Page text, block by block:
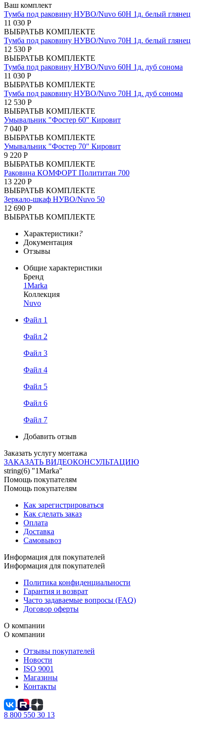
Ваш комплект
Тумба под раковину НУВО/Nuvo 60Н 1д. белый глянец
11 030 Р
ВЫБРАТЬВ КОМПЛЕКТЕ
Тумба под раковину НУВО/Nuvo 70Н 1д. белый глянец
12 530 Р
ВЫБРАТЬВ КОМПЛЕКТЕ
Тумба под раковину НУВО/Nuvo 60Н 1д. дуб сонома
11 030 Р
ВЫБРАТЬВ КОМПЛЕКТЕ
Тумба под раковину НУВО/Nuvo 70Н 1д. дуб сонома
12 530 Р
ВЫБРАТЬВ КОМПЛЕКТЕ
Умывальник "Фостер 60" Кировит
7 040 Р
ВЫБРАТЬВ КОМПЛЕКТЕ
Умывальник "Фостер 70" Кировит
9 220 Р
ВЫБРАТЬВ КОМПЛЕКТЕ
Раковина КОМФОРТ Полититан 700
13 220 Р
ВЫБРАТЬВ КОМПЛЕКТЕ
Зеркало-шкаф НУВО/Nuvo 50
12 690 Р
ВЫБРАТЬВ КОМПЛЕКТЕ
Характеристики?
Документация
Отзывы
Общие характеристики
Бренд
1Marka
Коллекция
Nuvo
Файл 1
Файл 2
Файл 3
Файл 4
Файл 5
Файл 6
Файл 7
Добавить отзыв
Заказать услугу монтажа
ЗАКАЗАТЬ ВИДЕОКОНСУЛЬТАЦИЮ
string(6) "1Marka"
Помощь покупателям
Помощь покупателям
Как зарегистрироваться
Как сделать заказ
Оплата
Доставка
Самовывоз
Информация для покупателей
Информация для покупателей
Политика конфиденциальности
Гарантия и возврат
Часто задаваемые вопросы (FAQ)
Договор оферты
О компании
О компании
Отзывы покупателей
Новости
ISO 9001
Магазины
Контакты
8 800 550 30 13